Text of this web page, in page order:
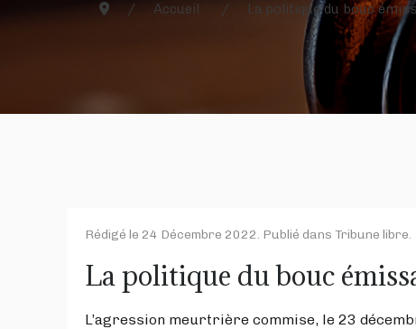
Accueil La politique du bouc
Rédigé le 24 Décembre 2022. Publié dans Tribune libre.
La politique du bouc
L’agression meurtrière commise, le 23